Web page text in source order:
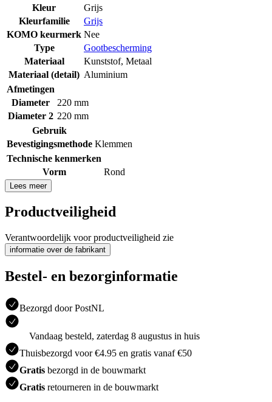
Kleur
Grijs
Kleurfamilie
Grijs
KOMO keurmerk Nee
Type
Gootbescherming
Materiaal
Kunststof, Metaal
Materiaal (detail) Aluminium
Afmetingen
Diameter
220 mm
Diameter 2 220 mm
Gebruik
Bevestigingsmethode Klemmen
Technische kenmerken
Vorm
Rond
Lees meer
Productveiligheid
Verantwoordelijk voor productveiligheid zie
informatie over de fabrikant
Bestel- en bezorginformatie
Bezorgd door PostNL
Vandaag besteld, zaterdag 8 augustus in huis
Thuisbezorgd voor €4.95 en gratis vanaf €50
Gratis bezorgd in de bouwmarkt
Gratis retourneren in de bouwmarkt